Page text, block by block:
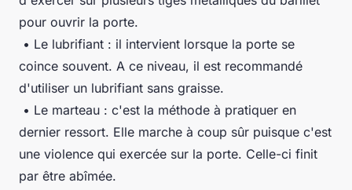
pour ouvrir la porte.
• Le lubrifiant : il intervient lorsque la porte se
coince souvent. A ce niveau, il est recommandé
d'utiliser un lubrifiant sans graisse.
• Le marteau : c'est la méthode à pratiquer en
dernier ressort. Elle marche à coup sûr puisque c'est
une violence qui exercée sur la porte. Celle-ci finit
par être abîmée.